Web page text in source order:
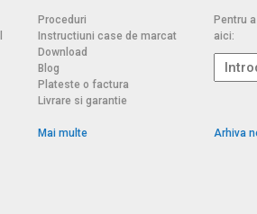
Proceduri
Instructiuni case de marcat
Download
Blog
Plateste o factura
Livrare si garantie
Mai multe
Pentru
aici:
Arhiva